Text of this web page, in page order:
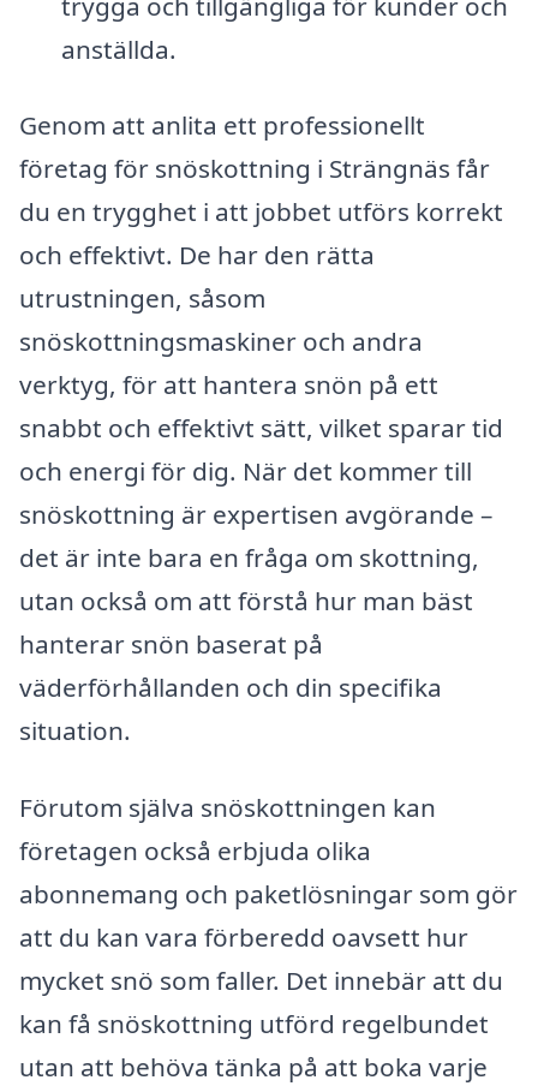
anställda.
Genom att anlita ett professionellt
företag för snöskottning i Strängnäs får
du en trygghet i att jobbet utförs korrekt
och effektivt. De har den rätta
utrustningen, såsom
snöskottningsmaskiner och andra
verktyg, för att hantera snön på ett
snabbt och effektivt sätt, vilket sparar tid
och energi för dig. När det kommer till
snöskottning är expertisen avgörande –
det är inte bara en fråga om skottning,
utan också om att förstå hur man bäst
hanterar snön baserat på
väderförhållanden och din specifika
situation.
Förutom själva snöskottningen kan
företagen också erbjuda olika
abonnemang och paketlösningar som gör
att du kan vara förberedd oavsett hur
mycket snö som faller. Det innebär att du
kan få snöskottning utförd regelbundet
utan att behöva tänka på att boka varje